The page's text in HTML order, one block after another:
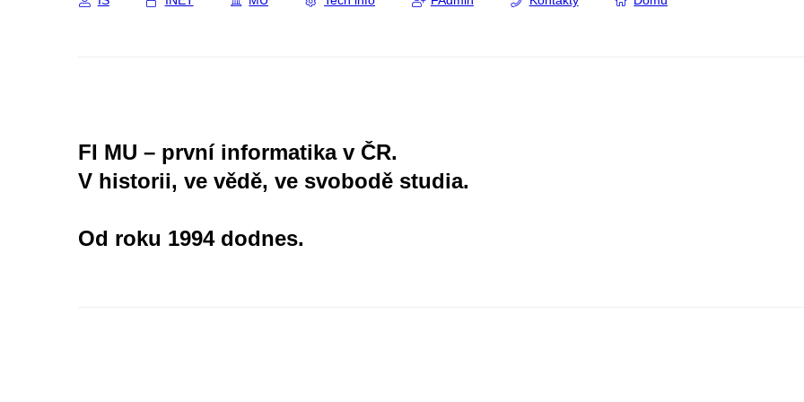
FI MU – první informatika v ČR.
V historii, ve vědě, ve svobodě studia.
Od roku 1994 dodnes.